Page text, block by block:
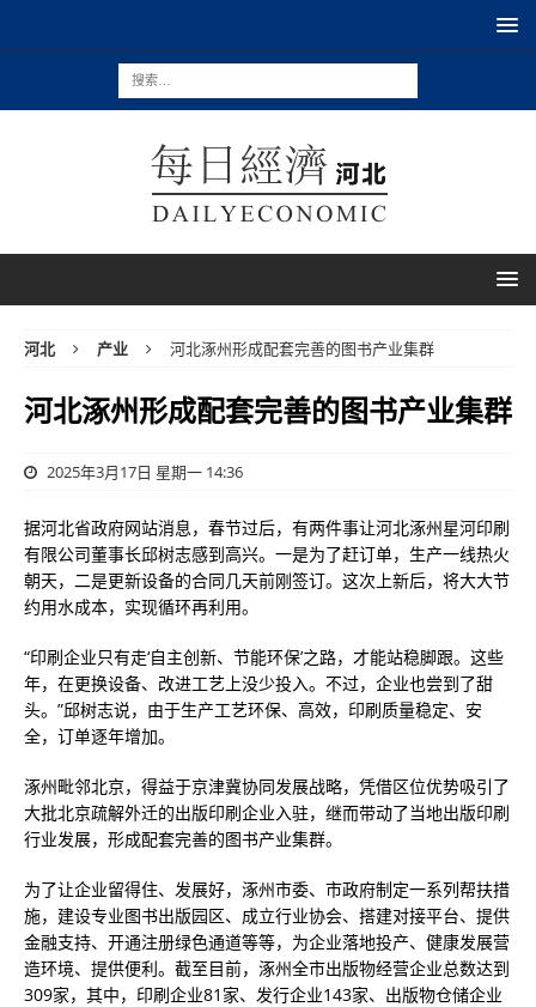
河北 产业 河北涿州形成配套完善的图书产业集群
河北涿州形成配套完善的图书产业集群
2025年3月17日 星期一 14:36
据河北省政府网站消息，春节过后，有两件事让河北涿州星河印刷
有限公司董事长邱树志感到高兴。一是为了赶订单，生产一线热火
朝天，二是更新设备的合同几天前刚签订。这次上新后，将大大节
约用水成本，实现循环再利用。
“印刷企业只有走‘自主创新、节能环保’之路，才能站稳脚跟。这些
年，在更换设备、改进工艺上没少投入。不过，企业也尝到了甜
头。”邱树志说，由于生产工艺环保、高效，印刷质量稳定、安
全，订单逐年增加。
涿州毗邻北京，得益于京津冀协同发展战略，凭借区位优势吸引了
大批北京疏解外迁的出版印刷企业入驻，继而带动了当地出版印刷
行业发展，形成配套完善的图书产业集群。
为了让企业留得住、发展好，涿州市委、市政府制定一系列帮扶措
施，建设专业图书出版园区、成立行业协会、搭建对接平台、提供
金融支持、开通注册绿色通道等等，为企业落地投产、健康发展营
造环境、提供便利。截至目前，涿州全市出版物经营企业总数达到
309家，其中，印刷企业81家、发行企业143家、出版物仓储企业